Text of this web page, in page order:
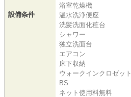
設備条件
浴室乾燥機
温水洗浄便座
洗髪洗面化粧台
シャワー
独立洗面台
エアコン
床下収納
ウォークインクロゼット
BS
ネット使用料無料